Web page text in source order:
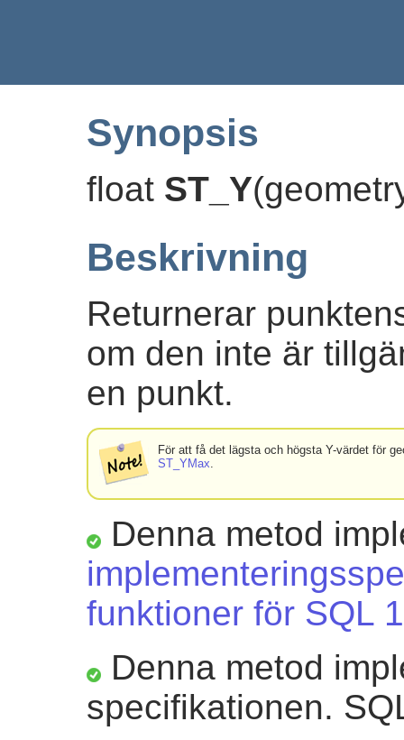
Synopsis
float ST_Y(
Beskrivning
Returnerar
om den inte är
en punkt.
För att få det lägsta och högsta Y-värdet för
ST_YMax
Denna metod
funktioner för SQL
Denna metod
specifikationen.